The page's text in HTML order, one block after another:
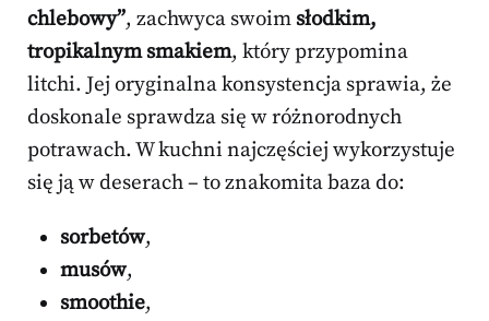
chlebowy”, zachwyca swoim słodkim,
tropikalnym smakiem, który przypomina
litchi. Jej oryginalna konsystencja sprawia, że
doskonale sprawdza się w różnorodnych
potrawach. W kuchni najczęściej wykorzystuje
się ją w deserach – to znakomita baza do:
sorbetów,
musów,
smoothie,